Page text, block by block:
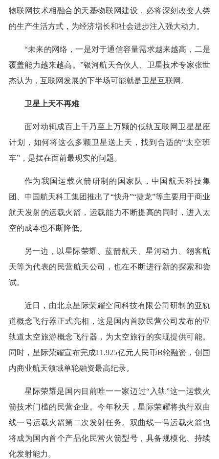
物联网技术相融合的天基物联网建设，必将深刻改变人类
的生产生活方式，为经济增长和社会进步注入强大动力。
“未来的网络，一是对于通信容量需求越来越高，二是
覆盖能力越来越高。”银河航天合伙人、卫星技术专家张世
杰认为，互联网发展的下半场可能就是卫星互联网。
卫星上天不再难
面对动辄成百上千乃至上万颗的低轨互联网卫星星座
计划，如何将这么多颗卫星送上天，找到合适的“太空班
车”，是摆在面前最现实的问题。
作为我国运载火箭研制的国家队，中国航天科技集
团、中国航天科工集团推出了“快舟”“捷龙”等主要用于商业
航天发射的运载火箭，运载能力不断提高的同时，进入太
空的成本也不断降低。
另一边，以星际荣耀、蓝箭航天、星河动力、翎客航
天等为代表的民营航天公司，也在不断进行新的探索和尝
试。
近日，由北京星际荣耀空间科技有限公司研制的亚轨
道概念飞行器正式亮相，这是国内首款民营公司发布的亚
轨道太空旅游概念飞行器，为太空旅行的实现提供可能。
同时，星际荣耀宣布完成11.925亿元人民币B轮融资，创国
内商业航天领域单轮融资最高纪录。
星际荣耀是国内目前唯一一家迈过“入轨”这一运载火
箭技术门槛的民营企业。今年秋天，星际荣耀将执行双曲
线一号运载火箭第二次发射任务。双曲线一号运载火箭也
将成为国内首个产品化民营火箭型号，具备规模化、持续
化发射能力。